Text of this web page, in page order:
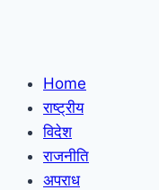
Home
राष्ट्रीय
विदेश
राजनीति
अपराध